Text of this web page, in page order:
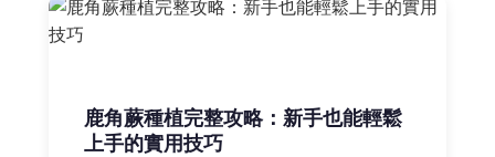
鹿角蕨種植完整攻略：新手也能輕鬆
上手的實用技巧